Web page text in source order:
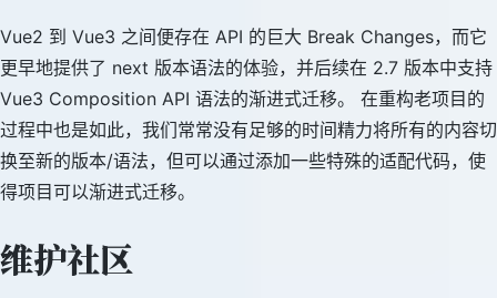
Vue2 到 Vue3 之间便存在 API 的巨大 Break Changes，而它
更早地提供了 next 版本语法的体验，并后续在 2.7 版本中支持
Vue3 Composition API 语法的渐进式迁移。 在重构老项目的
过程中也是如此，我们常常没有足够的时间精力将所有的内容切
换至新的版本/语法，但可以通过添加一些特殊的适配代码，使
得项目可以渐进式迁移。
维护社区